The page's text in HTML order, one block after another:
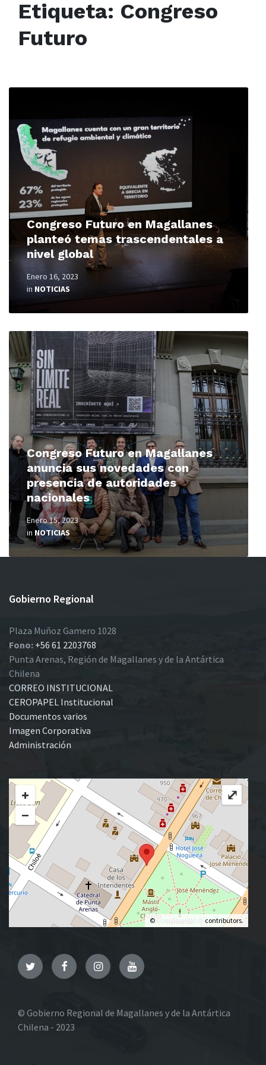
Etiqueta: Congreso
Futuro
Congreso Futuro en Magallanes
planteó temas trascendentales a
nivel global
Enero 16, 2023
in NOTICIAS
Read
Congreso Futuro en Magallanes
anuncia sus novedades con
presencia de autoridades
nacionales
Enero 15, 2023
in NOTICIAS
Read
More
Gobierno Regional
Plaza Muñoz Gamero 1028
Fono: +56 61 2203768
Punta Arenas, Región de Magallanes y de la Antártica
Chilena
CORREO INSTITUCIONAL
CEROPAPEL Institucional
Documentos varios
Imagen Corporativa
Administración
+
−
© OpenStreetMap contributors.
⤢
TwitterFacebookInstagramYouTube
© Gobierno Regional de Magallanes y de la Antártica
Chilena - 2023